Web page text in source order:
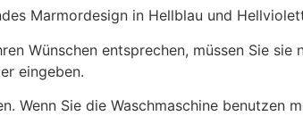
Marmordesign in Hellblau und
Wünschen entsprechen, müssen Sie sie
eingeben.
Wenn Sie die Waschmaschine benutzen